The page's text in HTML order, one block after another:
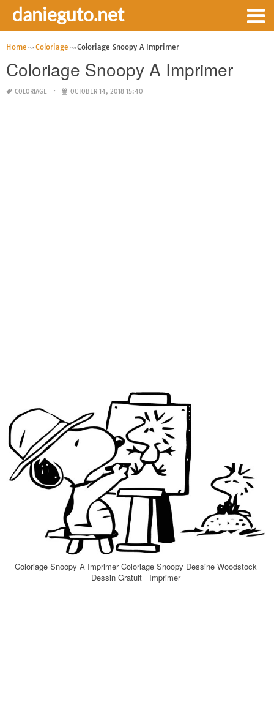
danieguto.net
Home Coloriage Coloriage Snoopy A Imprimer
Coloriage Snoopy A Imprimer
COLORIAGE OCTOBER 14, 2018 15:40
Coloriage Snoopy A Imprimer Coloriage Snoopy Dessine Woodstock
Dessin Gratuit Imprimer